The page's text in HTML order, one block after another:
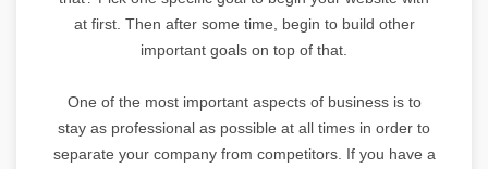
at first. Then after some time, begin to build other
important goals on top of that.
One of the most important aspects of business is to
stay as professional as possible at all times in order to
separate your company from competitors. If you have a